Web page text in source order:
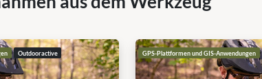
Outdooractive GPS-Plattformen und GIS-Anwendungen